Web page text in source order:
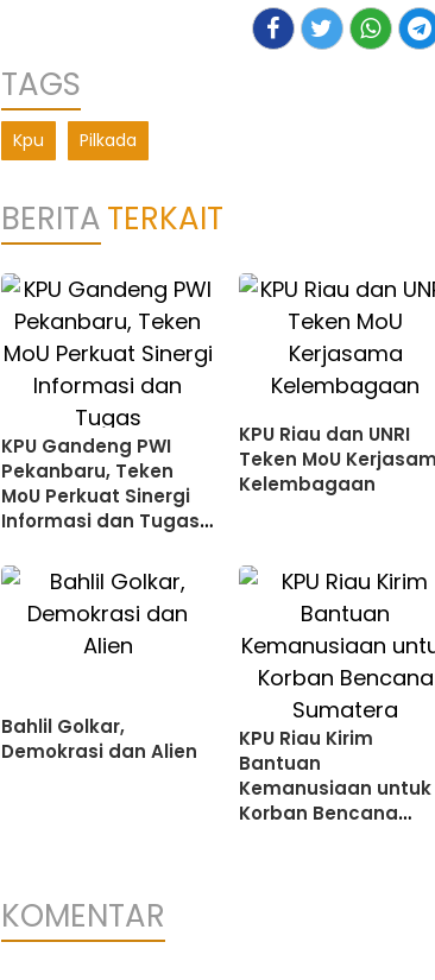
TAGS
Kpu Pilkada
BERITATERKAIT
KPU Gandeng PWI
Pekanbaru, Teken
MoU Perkuat Sinergi
Informasi dan Tugas
KPU Riau dan UNRI
Teken MoU
Kelembagaan
Bahlil Golkar,
Demokrasi dan Alien
KPU Riau Kirim
Bantuan
Kemanusiaan untuk
Korban Bencana
KOMENTAR